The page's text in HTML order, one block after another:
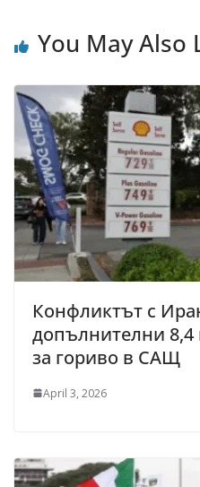
You May Also
Конфликтът с
допълнителни 8,4
за гориво в САЩ
April 3, 2026